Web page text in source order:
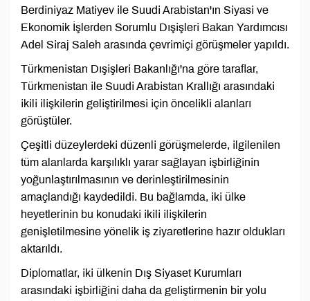
Berdiniyaz Matiyev ile Suudi Arabistan'ın Siyasi ve
Ekonomik İşlerden Sorumlu Dışişleri Bakan Yardımcısı
Adel Siraj Saleh arasında çevrimiçi görüşmeler yapıldı.
Türkmenistan Dışişleri Bakanlığı'na göre taraflar,
Türkmenistan ile Suudi Arabistan Krallığı arasındaki
ikili ilişkilerin geliştirilmesi için öncelikli alanları
görüştüler.
Çeşitli düzeylerdeki düzenli görüşmelerde, ilgilenilen
tüm alanlarda karşılıklı yarar sağlayan işbirliğinin
yoğunlaştırılmasının ve derinleştirilmesinin
amaçlandığı kaydedildi. Bu bağlamda, iki ülke
heyetlerinin bu konudaki ikili ilişkilerin
genişletilmesine yönelik iş ziyaretlerine hazır oldukları
aktarıldı.
Diplomatlar, iki ülkenin Dış Siyaset Kurumları
arasındaki işbirliğini daha da geliştirmenin bir yolu